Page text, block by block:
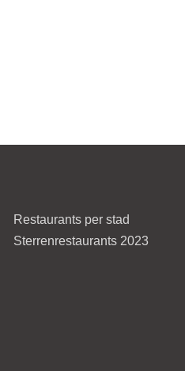
Restaurants per stad
Sterrenrestaurants 2023